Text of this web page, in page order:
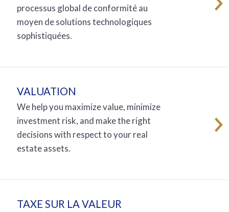
processus global de conformité au
moyen de solutions technologiques
sophistiquées.
VALUATION
We help you maximize value, minimize
investment risk, and make the right
decisions with respect to your real
estate assets.
TAXE SUR LA VALEUR